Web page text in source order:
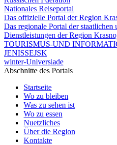
Nationales Reiseportal
Das offizielle Portal der Region
Das regionale Portal der staatlichen
Dienstleistungen der Region
TOURISMUS-UND
JENISSEJSK
winter-Universiade
Abschnitte des Portals
Startseite
Wo zu bleiben
Was zu sehen ist
Wo zu essen
Nuetzliches
Über die Region
Kontakte